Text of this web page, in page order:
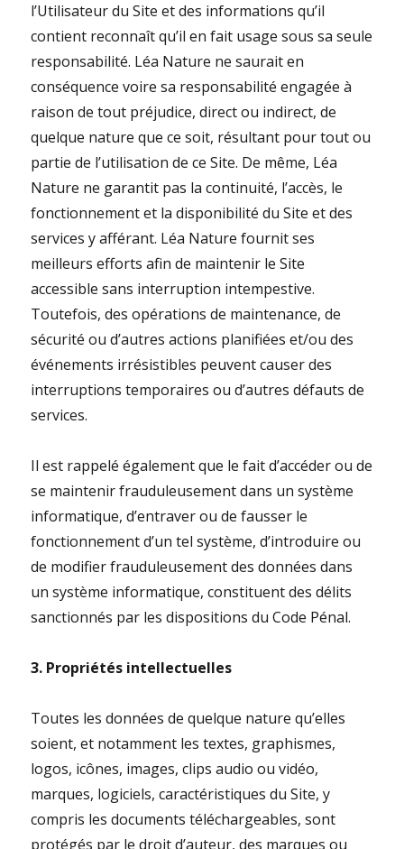
l’Utilisateur du Site et des informations qu’il
contient reconnaît qu’il en fait usage sous sa seule
responsabilité. Léa Nature ne saurait en
conséquence voire sa responsabilité engagée à
raison de tout préjudice, direct ou indirect, de
quelque nature que ce soit, résultant pour tout ou
partie de l’utilisation de ce Site. De même, Léa
Nature ne garantit pas la continuité, l’accès, le
fonctionnement et la disponibilité du Site et des
services y afférant. Léa Nature fournit ses
meilleurs efforts afin de maintenir le Site
accessible sans interruption intempestive.
Toutefois, des opérations de maintenance, de
sécurité ou d’autres actions planifiées et/ou des
événements irrésistibles peuvent causer des
interruptions temporaires ou d’autres défauts de
services.
Il est rappelé également que le fait d’accéder ou de
se maintenir frauduleusement dans un système
informatique, d’entraver ou de fausser le
fonctionnement d’un tel système, d’introduire ou
de modifier frauduleusement des données dans
un système informatique, constituent des délits
sanctionnés par les dispositions du Code Pénal.
3. Propriétés intellectuelles
Toutes les données de quelque nature qu’elles
soient, et notamment les textes, graphismes,
logos, icônes, images, clips audio ou vidéo,
marques, logiciels, caractéristiques du Site, y
compris les documents téléchargeables, sont
protégés par le droit d’auteur, des marques ou